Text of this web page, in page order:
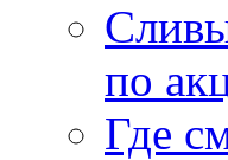
по
Где